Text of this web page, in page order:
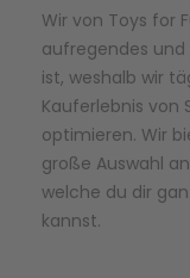
Wir von Toys for
aufregendes und
ist, weshalb wir
Kauferlebnis von
optimieren. Wir
große Auswahl
welche du dir
kannst.